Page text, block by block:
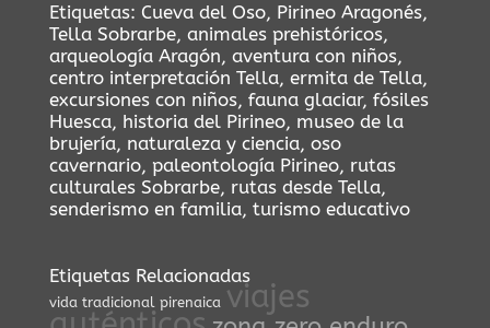
Etiquetas: Cueva del Oso, Pirineo Aragonés,
Tella Sobrarbe, animales prehistóricos,
arqueología Aragón, aventura con niños,
centro interpretación Tella, ermita de Tella,
excursiones con niños, fauna glaciar, fósiles
Huesca, historia del Pirineo, museo de la
brujería, naturaleza y ciencia, oso
cavernario, paleontología Pirineo, rutas
culturales Sobrarbe, rutas desde Tella,
senderismo en familia, turismo educativo
Etiquetas Relacionadas
vida tradicional pirenaica viajes